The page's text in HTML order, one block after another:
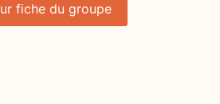
fiche du groupe